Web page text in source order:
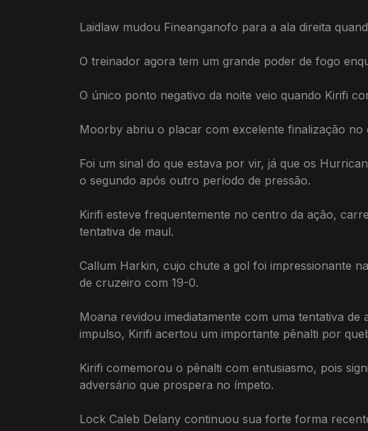
Laidlaw mudou Fineanganofo para a ala direita
O treinador agora tem um grande poder de fogo
O único ponto negativo da noite veio quando Kirifi
Moorby abriu o placar com excelente finalização no
Foi um sinal do que estava por vir, já que os
o segundo após outro período de pressão.
Kirifi esteve frequentemente no centro da ação,
tentativa de maul.
Callum Harkin, cujo chute a gol foi impressionante
de cruzeiro com 19-0.
Moana revidou imediatamente com uma tentativa
impulso, Kirifi acertou um importante pênalti por
Kirifi comemorou o pênalti com entusiasmo, pois
adversário que prospera no ímpeto.
Lock Caleb Delany continuou sua forte forma